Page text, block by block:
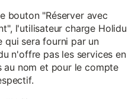
bouton "Réserver avec
l'utilisateur charge Holidu
qui sera fourni par un
n'offre pas les services en
au nom et pour le compte